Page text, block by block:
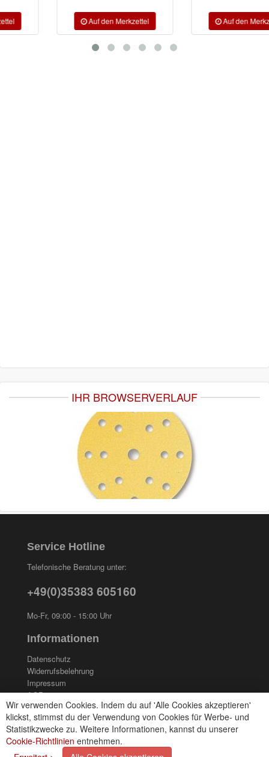
IHR BROWSERVERLAUF
Wir verwenden Cookies. Indem du auf 'Alle Cookies akzeptieren'
klickst, stimmst du der Verwendung von Cookies für Werbe- und
Statistikzwecke zu. Weitere Informationen, kannst du unserer
Cookie-Richtlinien entnehmen.
Service Hotline
Telefonische Beratung unter:
+49(0)35383 605160
Mo-Fr, 09:00 - 15:00 Uhr
Informationen
Datenschutz
Widerrufsbelehrung
Impressum
AGB
Kontakt
Cookies einstellungen
Zahlungsarten